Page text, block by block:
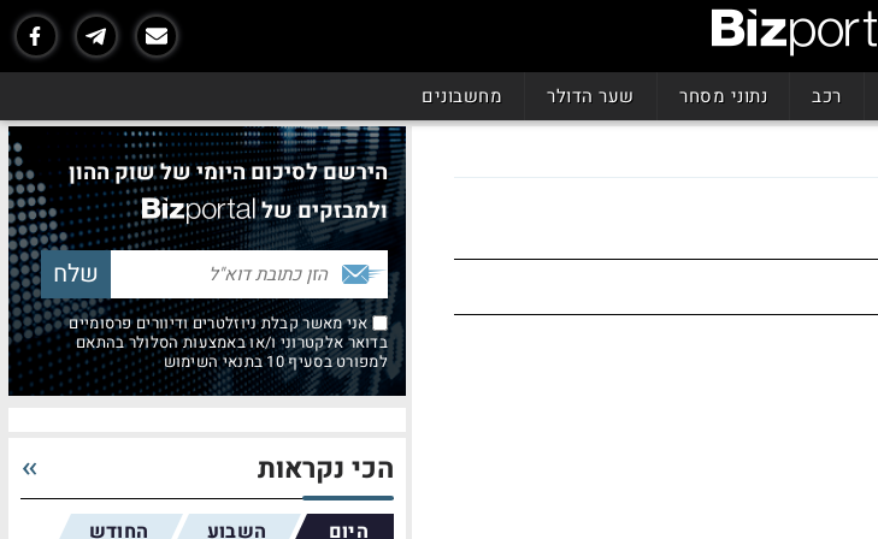
רכב נתוני מסחר שער הדולר מחשבונים
הירשם לסיכום היומי של שוק ההון
ולמבזקים של
אני מאשר קבלת ניוזלטרים ודיוורים פרסומיים
בדואר אלקטרוני ו/או באמצעות הסלולר בהתאם
למפורט בסעיף 10 בתנאי השימוש
הכי נקראות
היום השבוע החודש